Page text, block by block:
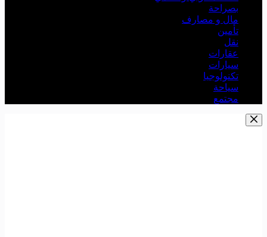
بصراحة
مال و مصارف
تأمين
نقل
عقارات
سيارات
تكنولوجيا
سياحة
مجتمع